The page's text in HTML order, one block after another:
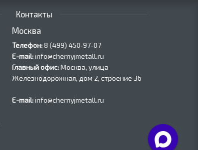
Контакты
Москва
Телефон:8 (499) 450‑97-07
E-mail:info@chernyjmetall.ru
Главный офис:Москва, улица
Железнодорожная, дом 2, строение 36
E-mail:info@chernyjmetall.ru